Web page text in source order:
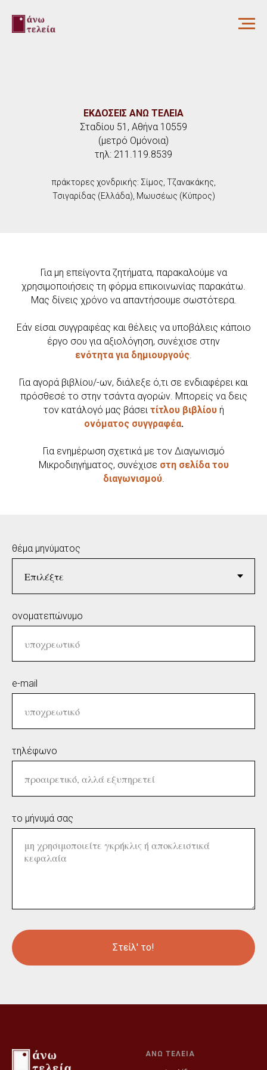
ΕΚΔΟΣΕΙΣ ΑΝΩ ΤΕΛΕΙΑ
Σταδίου 51, Αθήνα 10559
(μετρό Ομόνοια)
τηλ: 211.119.8539
πράκτορες χονδρικής: Σίμος, Τζανακάκης,
Τσιγαρίδας (Ελλάδα), Μωυσέως (Κύπρος)
Για μη επείγοντα ζητήματα, παρακαλούμε να
χρησιμοποιήσεις τη φόρμα επικοινωνίας παρακάτω.
Μας δίνεις χρόνο να απαντήσουμε σωστότερα.
Εάν είσαι συγγραφέας και θέλεις να υποβάλεις κάποιο
έργο σου για αξιολόγηση, συνέχισε στην
ενότητα για δημιουργούς.
Για αγορά βιβλίου/-ων, διάλεξε ό,τι σε ενδιαφέρει και
πρόσθεσέ το στην τσάντα αγορών. Μπορείς να δεις
τον κατάλογό μας βάσει τίτλου βιβλίουή
ονόματος συγγραφέα.
Για ενημέρωση σχετικά με τον Διαγωνισμό
Μικροδιηγήματος, συνέχισε στη σελίδα του
διαγωνισμού.
θέμα μηνύματος
ονοματεπώνυμο
e-mail
τηλέφωνο
το μήνυμά σας
Στείλ' το!
ΑΝΩ ΤΕΛΕΙΑ